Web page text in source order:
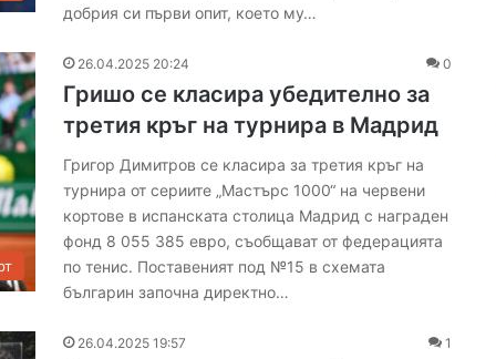
добрия си първи опит, което му…
26.04.2025 20:24 0
Гришо се класира убедително за
третия кръг на турнира в Мадрид
Григор Димитров се класира за третия кръг на
турнира от сериите „Мастърс 1000“ на червени
кортове в испанската столица Мадрид с награден
фонд 8 055 385 евро, съобщават от федерацията
по тенис. Поставеният под №15 в схемата
българин започна директно…
26.04.2025 19:57 1
от
по борба
и
и
т
р
Д
е
м
и
р
в
08.08.2026 8:26
Димитър Демиров от село Срем
отпразнува 100-годишен юбилей